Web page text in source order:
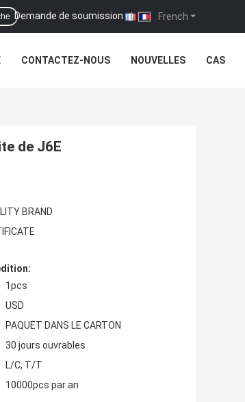
French
Demande de soumission |
CONTACTEZ-NOUS NOUVELLES CAS
de J6E
BRAND
1pcs
USD
PAQUET DANS LE CARTON
30 jours ouvrables
L/C, T/T
10000pcs par an